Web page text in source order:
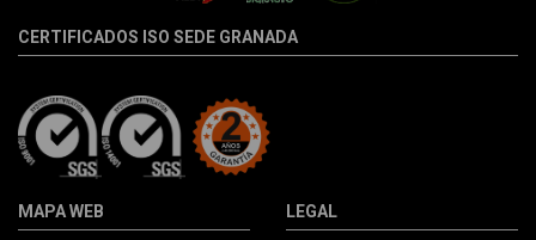
CERTIFICADOS ISO SEDE GRANADA
MAPA WEB LEGAL